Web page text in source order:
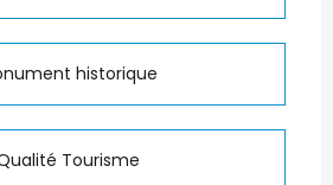
historique
Tourisme